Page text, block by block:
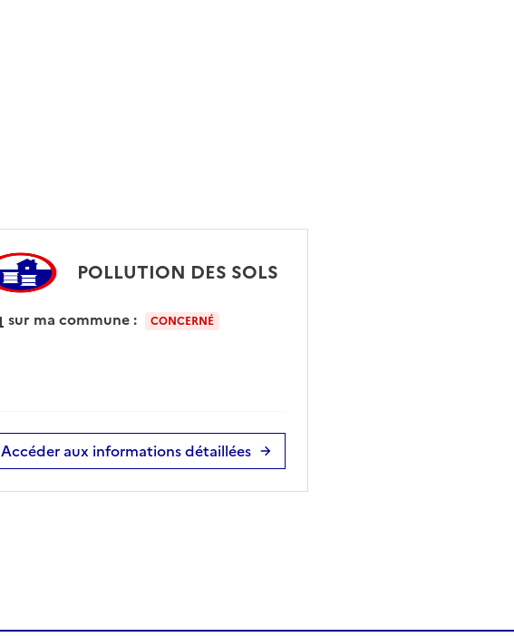
POLLUTION DES SOLS
sur ma commune : CONCERNÉ
Accéder aux informations détaillées